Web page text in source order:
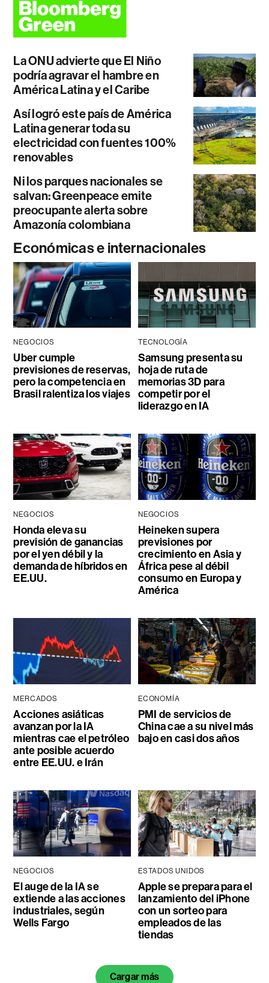
La ONU advierte que El Niño
podría agravar el hambre en
América Latina y el Caribe
Así logró este país de América
Latina generar toda su
electricidad con fuentes 100%
renovables
Ni los parques nacionales se
salvan: Greenpeace emite
preocupante alerta sobre
Amazonía colombiana
Económicas e internacionales
NEGOCIOS
Uber cumple
previsiones de reservas,
pero la competencia en
Brasil ralentiza los viajes
TECNOLOGÍA
Samsung presenta su
hoja de ruta de
memorias 3D para
competir por el
liderazgo en IA
NEGOCIOS
Honda eleva su
previsión de ganancias
por el yen débil y la
demanda de híbridos en
EE.UU.
NEGOCIOS
Heineken supera
previsiones por
crecimiento en Asia y
África pese al débil
consumo en Europa y
América
MERCADOS
Acciones asiáticas
avanzan por la IA
mientras cae el petróleo
ante posible acuerdo
entre EE.UU. e Irán
ECONOMÍA
PMI de servicios de
China cae a su nivel más
bajo en casi dos años
NEGOCIOS
El auge de la IA se
extiende a las acciones
industriales, según
Wells Fargo
ESTADOS UNIDOS
Apple se prepara para el
lanzamiento del iPhone
con un sorteo para
empleados de las
tiendas
Cargar más